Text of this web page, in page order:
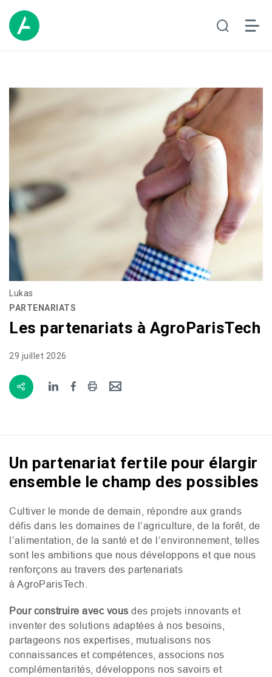
Lukas
PARTENARIATS
Les partenariats à AgroParisTech
29 juillet 2026
Un partenariat fertile pour élargir
ensemble le champ des possibles
Cultiver le monde de demain, répondre aux grands
défis dans les domaines de l’agriculture, de la forêt, de
l’alimentation, de la santé et de l’environnement, telles
sont les ambitions que nous développons et que nous
renforçons au travers des partenariats
à AgroParisTech.
Pour construire avec vous des projets innovants et
inventer des solutions adaptées à nos besoins,
partageons nos expertises, mutualisons nos
connaissances et compétences, associons nos
complémentarités, développons nos savoirs et